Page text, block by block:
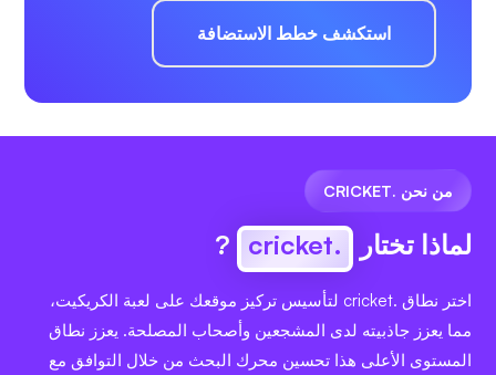
استكشف خطط الاستضافة
من نحن .CRICKET
لماذا تختار .cricket
?
اختر نطاق .cricket لتأسيس تركيز موقعك على لعبة الكريكيت،
مما يعزز جاذبيته لدى المشجعين وأصحاب المصلحة. يعزز نطاق
المستوى الأعلى هذا تحسين محرك البحث من خلال التوافق مع